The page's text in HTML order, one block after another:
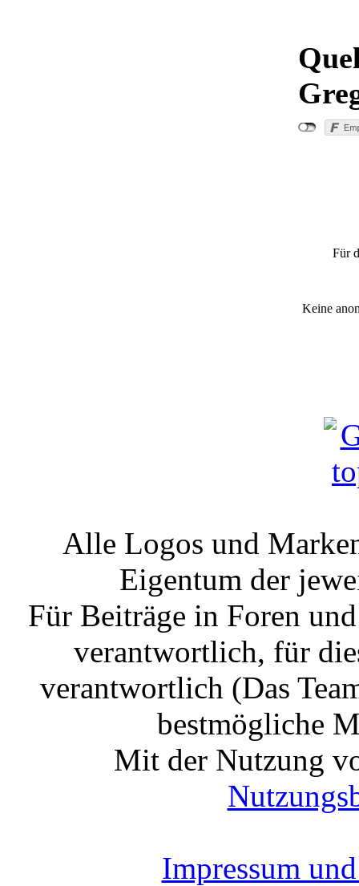
Für
Keine
Alle Logos und
Eigentum der
Für Beiträge in Foren
verantwortlich, für
verantwortlich (Das
bestmögliche
Mit der Nutzung
Impressum